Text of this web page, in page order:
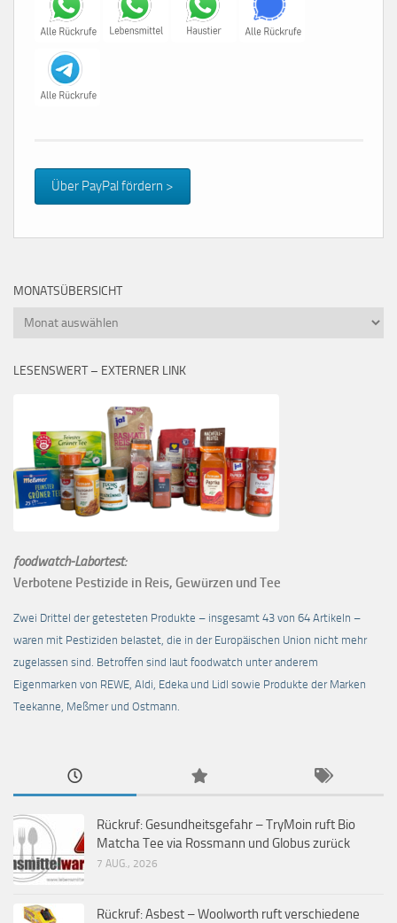
Über PayPal fördern >
MONATSÜBERSICHT
Monatsübersicht
LESENSWERT – EXTERNER LINK
foodwatch-Labortest:
Verbotene Pestizide in Reis, Gewürzen und Tee
Zwei Drittel der getesteten Produkte – insgesamt 43 von 64 Artikeln –
waren mit Pestiziden belastet, die in der Europäischen Union nicht mehr
zugelassen sind. Betroffen sind laut foodwatch unter anderem
Eigenmarken von REWE, Aldi, Edeka und Lidl sowie Produkte der Marken
Teekanne, Meßmer und Ostmann.
Rückruf: Gesundheitsgefahr – TryMoin ruft Bio
Matcha Tee via Rossmann und Globus zurück
7 AUG., 2026
Rückruf: Asbest – Woolworth ruft verschiedene